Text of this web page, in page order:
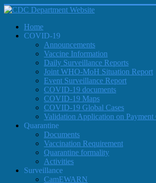
Home
COVID-19
Announcements
Vaccine Information
Daily Surveillance Reports
Joint WHO-MoH Situation Report
Event Surveillance Report
COVID-19 documents
COVID-19 Maps
COVID-19 Global Cases
Validation Application on Payment
Quarantine
Documents
Vaccination Requirement
Quarantine formality
Activities
Surveillance
CamEWARN